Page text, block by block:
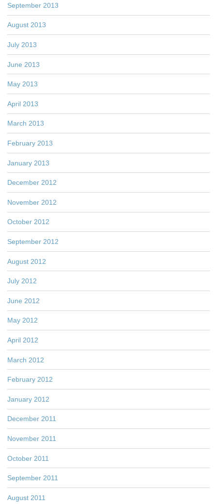
September 2013
August 2013
July 2013
June 2013
May 2013
April 2013
March 2013
February 2013
January 2013
December 2012
November 2012
October 2012
September 2012
August 2012
July 2012
June 2012
May 2012
April 2012
March 2012
February 2012
January 2012
December 2011
November 2011
October 2011
September 2011
August 2011